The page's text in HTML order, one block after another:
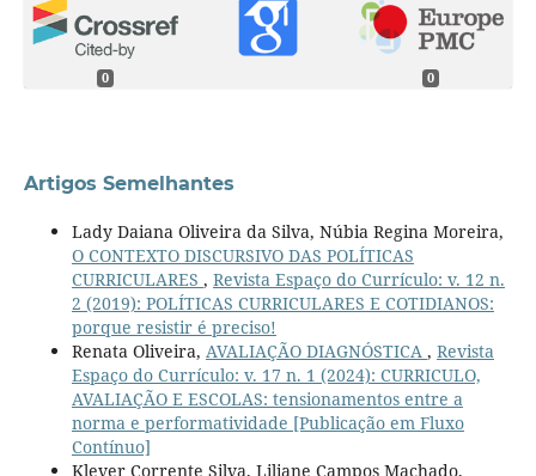
0 0
Artigos Semelhantes
Lady Daiana Oliveira da Silva, Núbia Regina Moreira,
O CONTEXTO DISCURSIVO DAS POLÍTICAS
CURRICULARES , Revista Espaço do Currículo: v. 12 n.
2 (2019): POLÍTICAS CURRICULARES E COTIDIANOS:
porque resistir é preciso!
Renata Oliveira, AVALIAÇÃO DIAGNÓSTICA , Revista
Espaço do Currículo: v. 17 n. 1 (2024): CURRICULO,
AVALIAÇÃO E ESCOLAS: tensionamentos entre a
norma e performatividade [Publicação em Fluxo
Contínuo]
Klever Corrente Silva, Liliane Campos Machado,